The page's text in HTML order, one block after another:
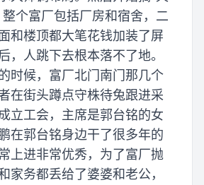
整个富厂包括厂房和宿舍，二
和楼顶都大笔花钱加装了屏
，人跳下去根本落不了地。
时候，富厂北门南门那几个
在街头蹲点守株待兔跟进采
立工会，主席是郭台铭的女
在郭台铭身边干了很多年的
上进非常优秀，为了富厂抛
家务都丢给了婆婆和老公，